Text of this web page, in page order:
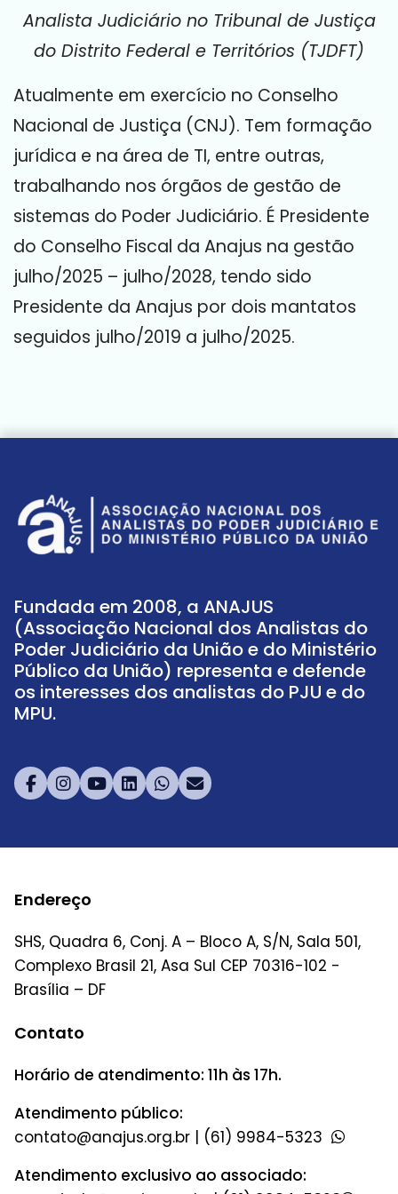
Analista Judiciário no Tribunal de Justiça
do Distrito Federal e Territórios (TJDFT)
Atualmente em exercício no Conselho
Nacional de Justiça (CNJ). Tem formação
jurídica e na área de TI, entre outras,
trabalhando nos órgãos de gestão de
sistemas do Poder Judiciário. É Presidente
do Conselho Fiscal da Anajus na gestão
julho/2025 – julho/2028, tendo sido
Presidente da Anajus por dois mantatos
seguidos julho/2019 a julho/2025.
Fundada em 2008, a ANAJUS
(Associação Nacional dos Analistas do
Poder Judiciário da União e do Ministério
Público da União) representa e defende
os interesses dos analistas do PJU e do
MPU.
Endereço
SHS, Quadra 6, Conj. A – Bloco A, S/N, Sala 501,
Complexo Brasil 21, Asa Sul CEP 70316-102 -
Brasília – DF
Contato
Horário de atendimento: 11h às 17h.
Atendimento público:
| (61) 9984-5323
Atendimento exclusivo ao associado: